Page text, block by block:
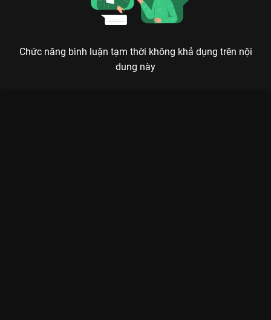
Chức năng bình luận tạm thời không khả dụng trên nội
dung này